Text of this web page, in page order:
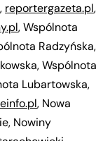
reportergazeta.pl,
, Wspólnota
Radzyńska,
Wspólnota
Lubartowska,
, Nowa
Nowiny